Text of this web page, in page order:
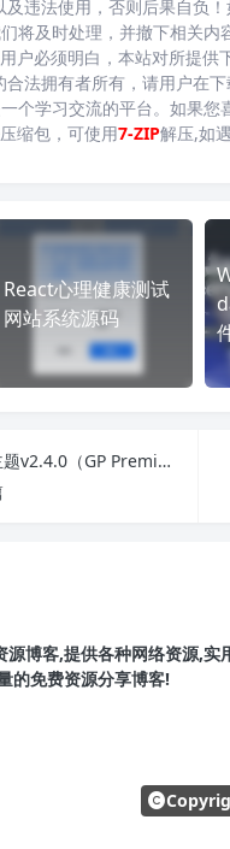
及违法使用，否则后果自负
们将及时处理，并撤下相关内
户必须明白，本站对所提
合法拥有者所有，请用户在
个学习交流的平台。如果
缩包，可使用7-ZIP解压,如
React心理健康测试
网站系统源码
WordPress GeneratePress主题v2.4.0（GP Premium）破解版
博客,提供各种网络资源,实
的免费资源分享博客!